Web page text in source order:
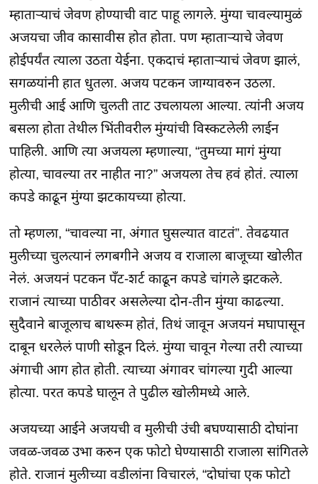
म्हाताऱ्याचं जेवण होण्याची वाट पाहू लागले. मुंग्या चावल्यामुळं
अजयचा जीव कासावीस होत होता. पण म्हाताऱ्याचे जेवण
होईपर्यंत त्याला उठता येईना. एकदाचं म्हाताऱ्याचं जेवण झालं,
सगळयांनी हात धुतला. अजय पटकन जाग्यावरुन उठला.
मुलीची आई आणि चुलती ताट उचलायला आल्या. त्यांनी अजय
बसला होता तेथील भिंतीवरील मुंग्यांची विस्कटलेली लाईन
पाहिली. आणि त्या अजयला म्हणाल्या, “तुमच्या मागं मुंग्या
होत्या, चावल्या तर नाहीत ना?” अजयला तेच हवं होतं. त्याला
कपडे काढून मुंग्या झटकायच्या होत्या.
तो म्हणला, “चावल्या ना, अंगात घुसल्यात वाटतं”. तेवढयात
मुलीच्या चुलत्यानं लगबगीने अजय व राजाला बाजूच्या खोलीत
नेलं. अजयनं पटकन पँट-शर्ट काढून कपडे चांगले झटकले.
राजानं त्याच्या पाठीवर असलेल्या दोन-तीन मुंग्या काढल्या.
सुदैवाने बाजूलाच बाथरूम होतं, तिथं जावून अजयनं मघापासून
दाबून धरलेलं पाणी सोडून दिलं. मुंग्या चावून गेल्या तरी त्याच्या
अंगाची आग होत होती. त्याच्या अंगावर चांगल्या गुदी आल्या
होत्या. परत कपडे घालून ते पुढील खोलीमध्ये आले.
अजयच्या आईने अजयची व मुलीची उंची बघण्यासाठी दोघांना
जवळ-जवळ उभा करुन एक फोटो घेण्यासाठी राजाला सांगितले
होते. राजानं मुलीच्या वडीलांना विचारलं, “दोघांचा एक फोटो